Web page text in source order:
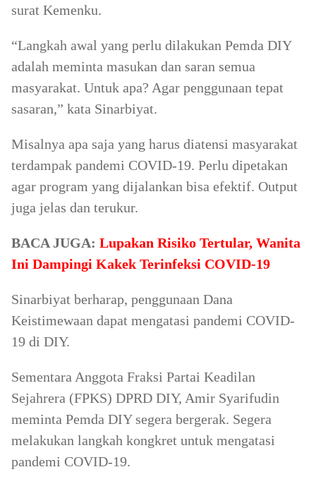
surat Kemenku.
“Langkah awal yang perlu dilakukan Pemda DIY
adalah meminta masukan dan saran semua
masyarakat. Untuk apa? Agar penggunaan tepat
sasaran,” kata Sinarbiyat.
Misalnya apa saja yang harus diatensi masyarakat
terdampak pandemi COVID-19. Perlu dipetakan
agar program yang dijalankan bisa efektif. Output
juga jelas dan terukur.
BACA JUGA: Lupakan Risiko Tertular, Wanita
Ini Dampingi Kakek Terinfeksi COVID-19
Sinarbiyat berharap, penggunaan Dana
Keistimewaan dapat mengatasi pandemi COVID-
19 di DIY.
Sementara Anggota Fraksi Partai Keadilan
Sejahrera (FPKS) DPRD DIY, Amir Syarifudin
meminta Pemda DIY segera bergerak. Segera
melakukan langkah kongkret untuk mengatasi
pandemi COVID-19.